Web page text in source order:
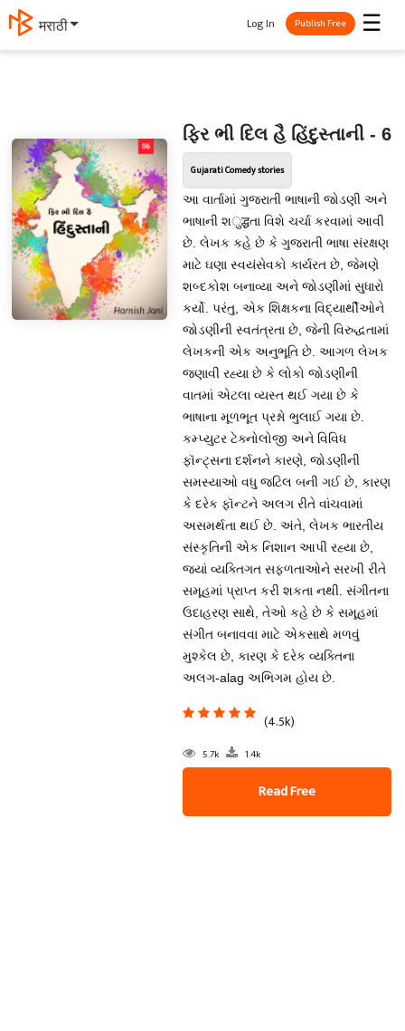
मराठी ☰
Log In Publish Free
ફિર ભી દિલ હૈ હિંદુસ્તાની - 6
Gujarati Comedy stories
આ વાર્તામાં ગુજરાતી ભાષાની જોડણી અને
ભાષાની શुद्धતા વિશે ચર્ચા કરવામાં આવી
છે. લેખક કહે છે કે ગુજરાતી ભાષા સંરક્ષણ
માટે ઘણા સ્વયંસેવકો કાર્યરત છે, જેમણે
શબ્દકોશ બનાવ્યા અને જોડણીમાં સુધારો
કર્યો. પરંતુ, એક શિક્ષકના વિદ્યાર્થીઓને
જોડણીની સ્વતંત્રતા છે, જેની વિરુદ્ધતામાં
લેખકની એક અનુભૂતિ છે. આગળ લેખક
જણાવી રહ્યા છે કે લોકો જોડણીની
વાતમાં એટલા વ્યસ્ત થઈ ગયા છે કે
ભાષાના મૂળભૂત પ્રશ્નો ભુલાઈ ગયા છે.
કમ્પ્યુટર ટેક્નોલોજી અને વિવિધ
ફૉન્ટ્સના દર્શનને કારણે, જોડણીની
સમસ્યાઓ વધુ જટિલ બની ગઈ છે, કારણ
કે દરેક ફૉન્ટને અલગ રીતે વાંચવામાં
અસમર્થતા થઈ છે. અંતે, લેખક ભારતીય
સંસ્કૃતિની એક નિશાન આપી રહ્યા છે,
જ્યાં વ્યક્તિગત સફળતાઓને સરખી રીતે
સમૂહમાં પ્રાપ્ત કરી શકતા નથી. સંગીતના
ઉદાહરણ સાથે, તેઓ કહે છે કે સમૂહમાં
સંગીત બનાવવા માટે એકસાથે મળવું
મુશ્કેલ છે, કારણ કે દરેક વ્યક્તિના
અલગ-alag અભિગમ હોય છે.
(4.5k)
5.7k 1.4k
Read Free